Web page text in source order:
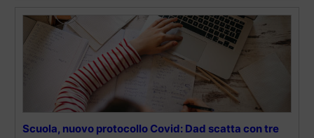
Scuola, nuovo protocollo Covid: Dad scatta con tre